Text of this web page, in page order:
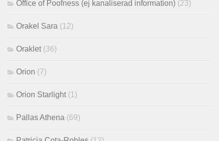
Office of Poofness (ej kanaliserad information) (23)
Orakel Sara (12)
Oraklet (36)
Orion (7)
Orion Starlight (1)
Pallas Athena (69)